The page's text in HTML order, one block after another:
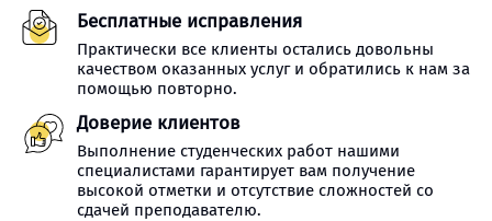
Бесплатные исправления
Практически все клиенты остались довольны
качеством оказанных услуг и обратились к нам за
помощью повторно.
Доверие клиентов
Выполнение студенческих работ нашими
специалистами гарантирует вам получение
высокой отметки и отсутствие сложностей со
сдачей преподавателю.